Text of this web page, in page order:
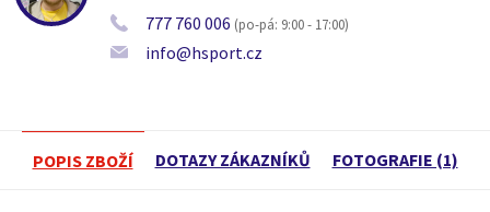
777 760 006 (po-pá: 9:00 - 17:00)
info@hsport.cz
POPIS ZBOŽÍ DOTAZY ZÁKAZNÍKŮ FOTOGRAFIE (1)